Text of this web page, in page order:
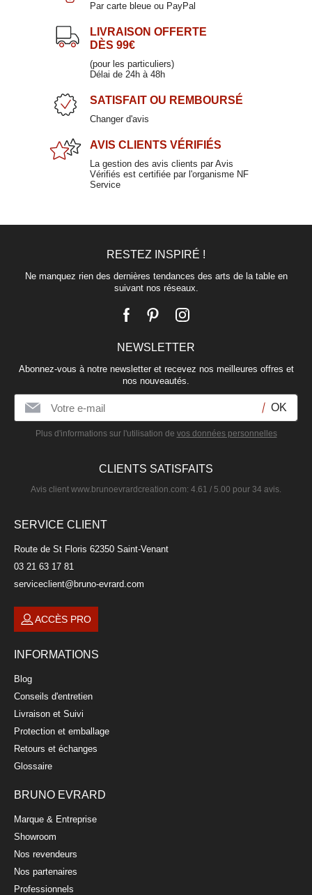
Par carte bleue ou PayPal
LIVRAISON OFFERTE
DÈS 99€
(pour les particuliers)
Délai de 24h à 48h
SATISFAIT OU REMBOURSÉ
Changer d'avis
AVIS CLIENTS VÉRIFIÉS
La gestion des avis clients par Avis
Vérifiés est certifiée par l'organisme NF
Service
RESTEZ INSPIRÉ !
Ne manquez rien des dernières tendances des arts de la table en
suivant nos réseaux.
NEWSLETTER
Abonnez-vous à notre newsletter et recevez nos meilleures offres et
nos nouveautés.
Plus d'informations sur l'utilisation de vos données personnelles
CLIENTS SATISFAITS
Avis client www.brunoevrardcreation.com: 4.61 / 5.00 pour 34 avis.
SERVICE CLIENT
Route de St Floris 62350 Saint-Venant
03 21 63 17 81
serviceclient@bruno-evrard.com
ACCÈS PRO
INFORMATIONS
Blog
Conseils d'entretien
Livraison et Suivi
Protection et emballage
Retours et échanges
Glossaire
BRUNO EVRARD
Marque & Entreprise
Showroom
Nos revendeurs
Nos partenaires
Professionnels